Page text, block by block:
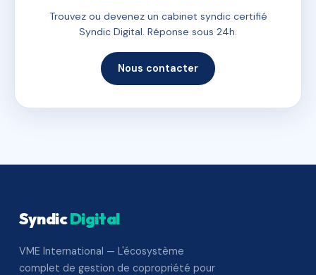
Trouvez ou devenez un cabinet syndic certifié
Syndic Digital. Réponse sous 24h.
Nous contacter
SyndicDigital
VME International — L'écosystème
complet de gestion de copropriété pour